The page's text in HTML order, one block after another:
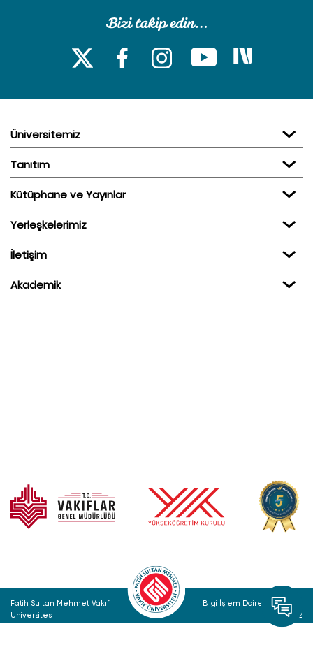
Üniversitemiz
Tanıtım
Kütüphane ve Yayınlar
Yerleşkelerimiz
İletişim
Akademik
Fatih Sultan Mehmet Vakıf
Üniversitesi
Bilgi İşlem Daire Başkanlığı
© 2022